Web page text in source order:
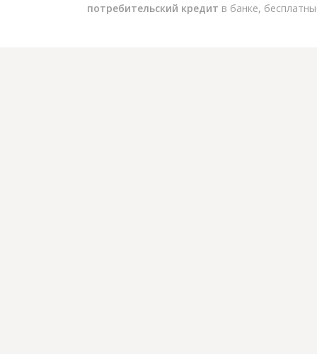
потребительский кредит в банке,